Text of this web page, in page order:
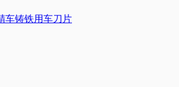
车铸铁用车刀片